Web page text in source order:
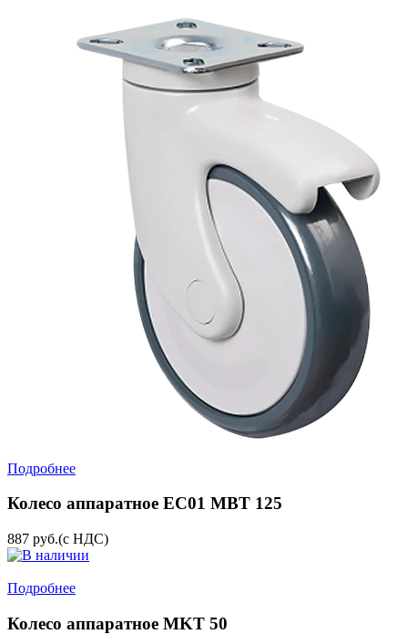
Подробнее
Колесо аппаратное EC01 MBT 125
887 руб.(с НДС)
Подробнее
Колесо аппаратное MKT 50